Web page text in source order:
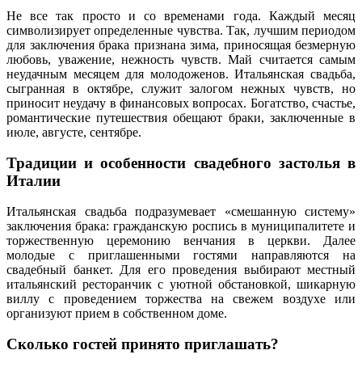
Не все так просто и со временами года. Каждый месяц
символизирует определенные чувства. Так, лучшим периодом
для заключения брака признана зима, приносящая безмерную
любовь, уважение, нежность чувств. Май считается самым
неудачным месяцем для молодоженов. Итальянская свадьба,
сыгранная в октябре, служит залогом нежных чувств, но
приносит неудачу в финансовых вопросах. Богатство, счастье,
романтические путешествия обещают браки, заключенные в
июле, августе, сентябре.
Традиции и особенности свадебного застолья в
Италии
Итальянская свадьба подразумевает «смешанную систему»
заключения брака: гражданскую роспись в муниципалитете и
торжественную церемонию венчания в церкви. Далее
молодые с приглашенными гостями направляются на
свадебный банкет. Для его проведения выбирают местный
итальянский ресторанчик с уютной обстановкой, шикарную
виллу с проведением торжества на свежем воздухе или
организуют прием в собственном доме.
Сколько гостей принято приглашать?